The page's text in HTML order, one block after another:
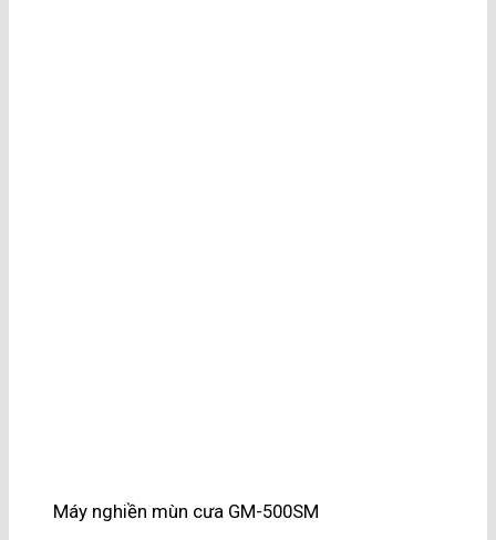
Máy nghiền mùn cưa GM-500SM